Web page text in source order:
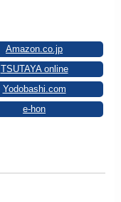
Amazon.co.jp
TSUTAYA online
Yodobashi.com
e-hon